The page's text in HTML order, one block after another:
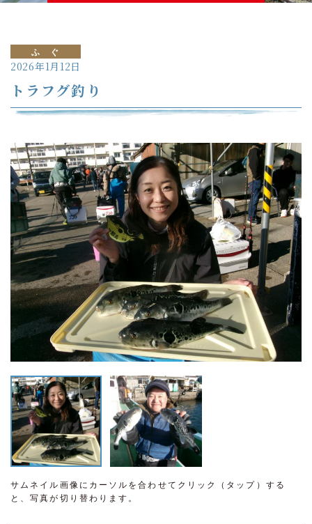
ふ ぐ
2026年1月12日
トラフグ釣り
サムネイル画像にカーソルを合わせてクリック（タップ）する
と、写真が切り替わります。